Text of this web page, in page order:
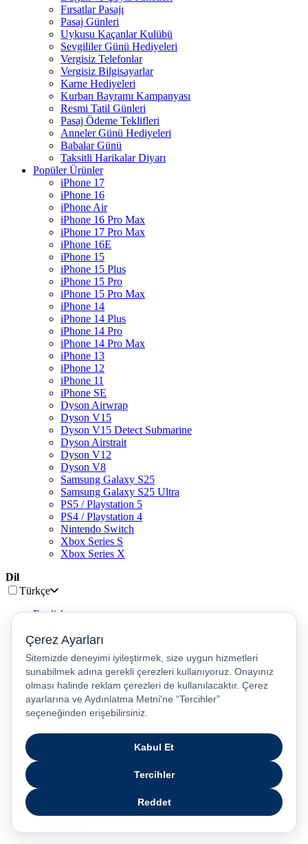
Fırsatlar Pasajı
Pasaj Günleri
Uykusu Kaçanlar Kulübü
Sevgililer Günü Hediyeleri
Vergisiz Telefonlar
Vergisiz Bilgisayarlar
Karne Hediyeleri
Kurban Bayramı Kampanyası
Resmi Tatil Günleri
Pasaj Ödeme Teklifleri
Anneler Günü Hediyeleri
Babalar Günü
Taksitli Harikalar Diyarı
Popüler Ürünler
iPhone 17
iPhone 16
iPhone Air
iPhone 16 Pro Max
iPhone 17 Pro Max
iPhone 16E
iPhone 15
iPhone 15 Plus
iPhone 15 Pro
iPhone 15 Pro Max
iPhone 14
iPhone 14 Plus
iPhone 14 Pro
iPhone 14 Pro Max
iPhone 13
iPhone 12
iPhone 11
iPhone SE
Dyson Airwrap
Dyson V15
Dyson V15 Detect Submarine
Dyson Airstrait
Dyson V12
Dyson V8
Samsung Galaxy S25
Samsung Galaxy S25 Ultra
PS5 / Playstation 5
PS4 / Playstation 4
Nintendo Switch
Xbox Series S
Xbox Series X
Dil
Türkçe
English
русский